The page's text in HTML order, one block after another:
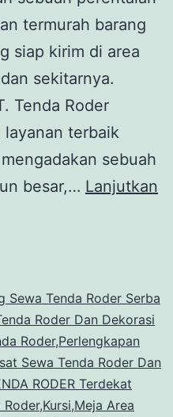
termurah barang
siap kirim di area
sekitarnya.
Tenda Roder
layanan terbaik
sebuah
besar,… Lanjutkan
Sewa Tenda Roder Serba
Roder Dan Dekorasi
Roder,Perlengkapan
Sewa Tenda Roder Dan
RODER Terdekat
Area